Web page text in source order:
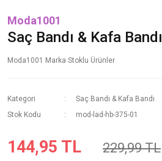
Moda1001
Saç Bandı & Kafa Bandı
Moda1001 Marka Stoklu Ürünler
Kategori Saç Bandı & Kafa Bandı
Stok Kodu
mod-lad-hb-375-01
144,95 TL 229,99 TL